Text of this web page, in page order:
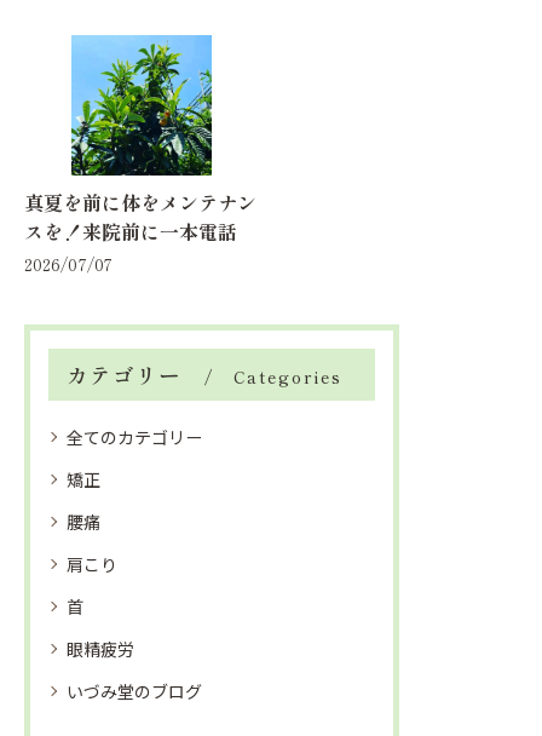
真夏を前に体をメンテナン
スを！来院前に一本電話
2026/07/07
カテゴリー Categories
全てのカテゴリー
矯正
腰痛
肩こり
首
眼精疲労
いづみ堂のブログ